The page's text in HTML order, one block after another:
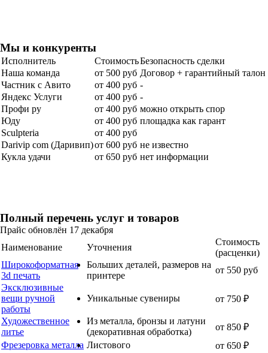
Мы и конкуренты
Исполнитель СтоимостьБезопасность сделки
Наша команда
от 500 руб Договор + гарантийный талон
Частник с Авито
от 400 руб -
Яндекс Услуги
от 400 руб -
Профи ру
от 400 руб можно открыть спор
Юду
от 400 руб площадка как гарант
Sculpteria
от 400 руб
Darivip com (Даривип)от 600 руб не известно
Кукла удачи
от 650 руб нет информации
Полный перечень услуг и товаров
Прайс обновлён 17 декабря
Наименование
Уточнения
Стоимость
(расценки)
Широкоформатная
3d печать
Больших деталей, размеров на
принтере
от 550 руб
Эксклюзивные
вещи ручной
работы
Уникальные сувениры от 750 ₽
Художественное
литье
Из металла, бронзы и латуни
(декоративная обработка)
от 850 ₽
Фрезеровка металла Листового
от 650 ₽